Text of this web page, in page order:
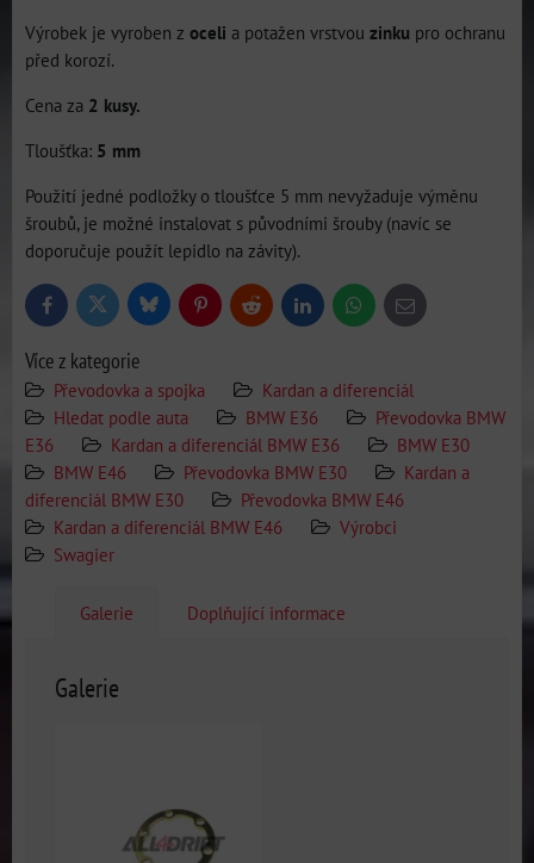
Výrobek je vyroben z oceli a potažen vrstvou zinku pro ochranu
před korozí.
Cena za 2 kusy.
Tloušťka: 5 mm
Použití jedné podložky o tloušťce 5 mm nevyžaduje výměnu
šroubů, je možné instalovat s původními šrouby (navíc se
doporučuje použít lepidlo na závity).
FacebookTwitter BlueskyPinterestReddit LinkedInWhatsApp
E-
mail
Více z kategorie
Převodovka a spojka
Kardan a diferenciál
Hledat podle auta
BMW E36
Převodovka BMW
E36
Kardan a diferenciál BMW E36
BMW E30
BMW E46
Převodovka BMW E30
Kardan a
diferenciál BMW E30
Převodovka BMW E46
Kardan a diferenciál BMW E46
Výrobci
Swagier
Galerie Doplňující informace
Galerie